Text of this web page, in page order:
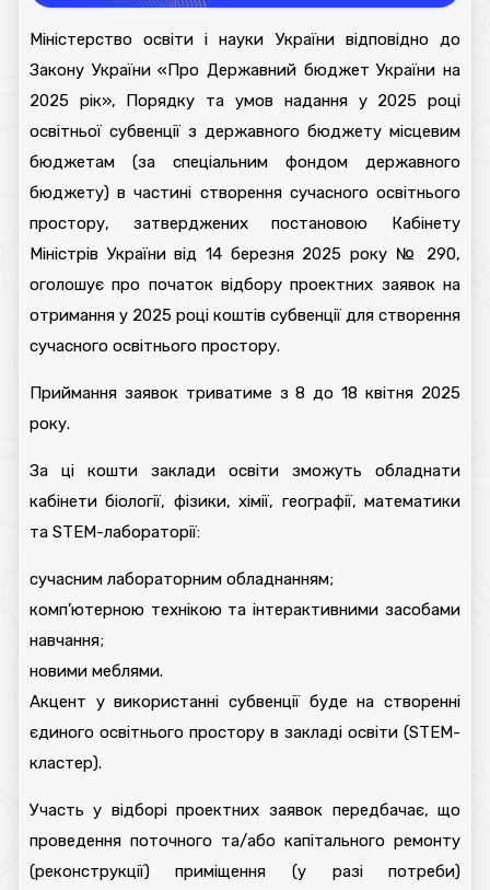
Міністерство освіти і науки України відповідно до
Закону України «Про Державний бюджет України на
2025 рік», Порядку та умов надання у 2025 році
освітньої субвенції з державного бюджету місцевим
бюджетам (за спеціальним фондом державного
бюджету) в частині створення сучасного освітнього
простору, затверджених постановою Кабінету
Міністрів України від 14 березня 2025 року № 290,
оголошує про початок відбору проектних заявок на
отримання у 2025 році коштів субвенції для створення
сучасного освітнього простору.
Приймання заявок триватиме з 8 до 18 квітня 2025
року.
За ці кошти заклади освіти зможуть обладнати
кабінети біології, фізики, хімії, географії, математики
та STEM-лабораторії:
сучасним лабораторним обладнанням;
комп’ютерною технікою та інтерактивними засобами
навчання;
новими меблями.
Акцент у використанні субвенції буде на створенні
єдиного освітнього простору в закладі освіти (STEM-
кластер).
Участь у відборі проектних заявок передбачає, що
проведення поточного та/або капітального ремонту
(реконструкції) приміщення (у разі потреби)